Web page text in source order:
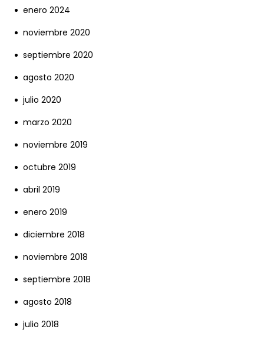
enero 2024
noviembre 2020
septiembre 2020
agosto 2020
julio 2020
marzo 2020
noviembre 2019
octubre 2019
abril 2019
enero 2019
diciembre 2018
noviembre 2018
septiembre 2018
agosto 2018
julio 2018